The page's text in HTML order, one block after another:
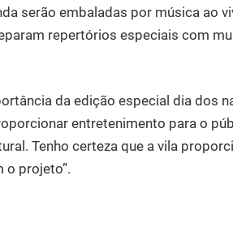
serão embaladas por música ao
repertórios especiais com
da edição especial dia dos
entretenimento para o
Tenho certeza que a vila
o projeto”.